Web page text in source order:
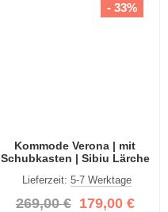
Kommode Verona | mit
Schubkasten | Sibiu Lärche
Lieferzeit:5-7 Werktage
269,00 € 179,00 €
- 33%